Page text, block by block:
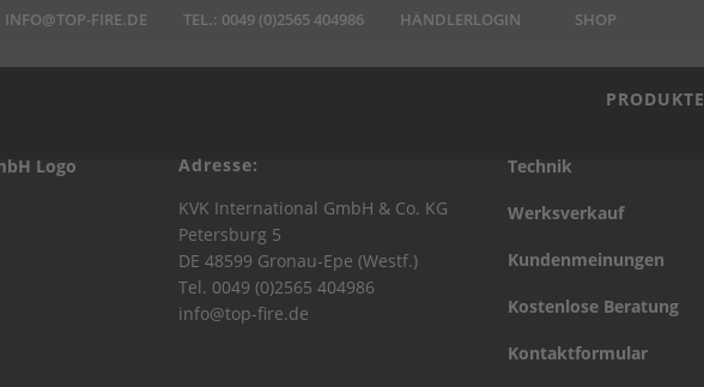
INFO@TOP-FIRE.DE TEL.: 0049 (0)2565 404986 HÄNDLERLOGIN SHOP
PRODUKTE
Adresse:
KVK International GmbH & Co. KG
Petersburg 5
DE 48599 Gronau-Epe (Westf.)
Tel. 0049 (0)2565 404986
info@top-fire.de
Technik
Werksverkauf
Kundenmeinungen
Kostenlose Beratung
Kontaktformular